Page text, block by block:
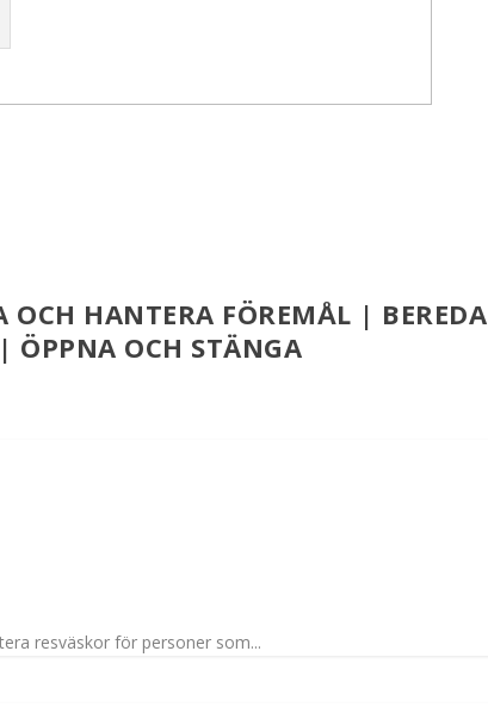
OCH HANTERA FÖREMÅL |
ÖPPNA OCH STÄNGA
resväskor för personer som...